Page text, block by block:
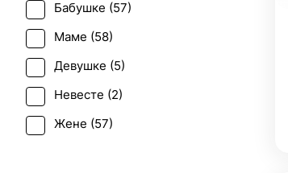
Последний звонок (
Рождение ребенка (
Рождество (
Татьянин день (
Юбилей ( 45
Бабушке (57)
Маме (58)
Девушке (5)
Невесте (2)
Жене (57)